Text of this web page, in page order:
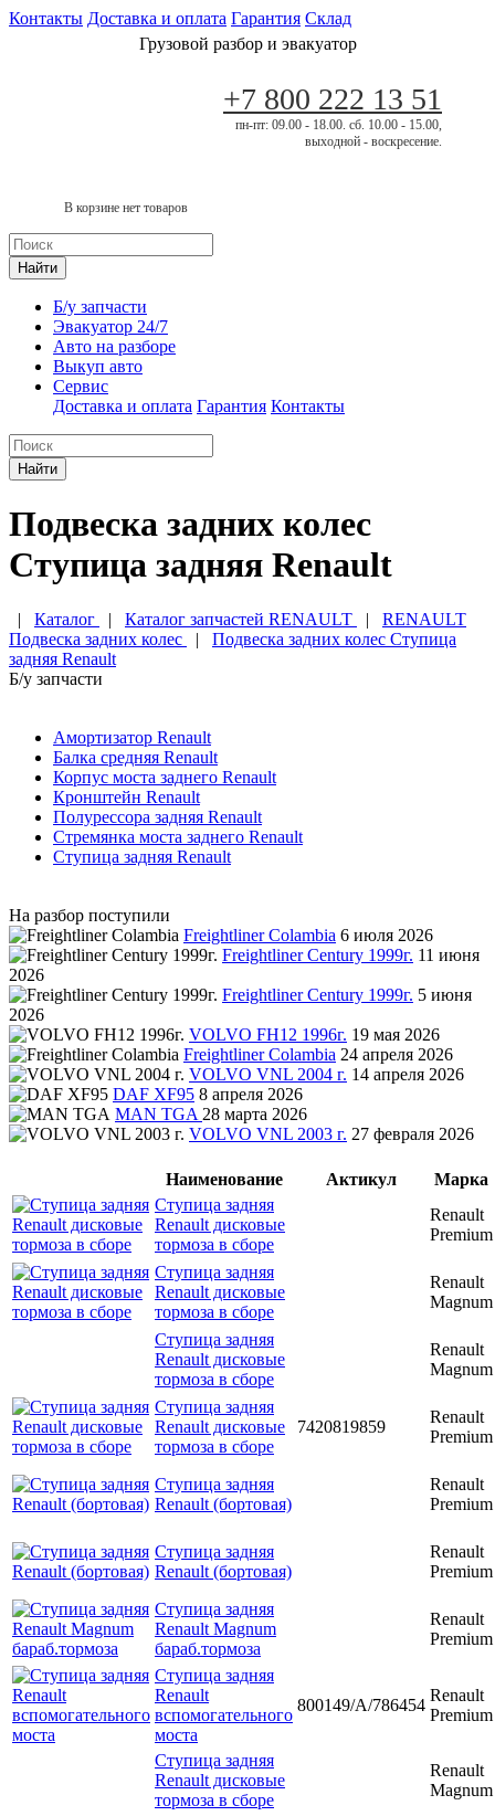
Контакты Доставка и оплата Гарантия Склад
Грузовой разбор и эвакуатор
+7 800 222 13 51
пн-пт: 09.00 - 18.00. сб. 10.00 - 15.00,
выходной - воскресение.
В корзине нет товаров
Найти
Б/у запчасти
Эвакуатор 24/7
Авто на разборе
Выкуп авто
Сервис
Доставка и оплата Гарантия Контакты
Найти
Подвеска задних колес
Ступица задняя Renault
| Каталог | Каталог запчастей RENAULT | RENAULT
Подвеска задних колес
| Подвеска задних колес Ступица
задняя Renault
Б/у запчасти
Амортизатор Renault
Балка средняя Renault
Корпус моста заднего Renault
Кронштейн Renault
Полурессора задняя Renault
Стремянка моста заднего Renault
Ступица задняя Renault
На разбор поступили
Freightliner Colambia 6 июля 2026
Freightliner Century 1999г. 11 июня
2026
Freightliner Century 1999г. 5 июня
2026
VOLVO FH12 1996г. 19 мая 2026
Freightliner Colambia 24 апреля 2026
VOLVO VNL 2004 г. 14 апреля 2026
DAF XF95 8 апреля 2026
MAN TGA 28 марта 2026
VOLVO VNL 2003 г. 27 февраля 2026
Наименование Актикул
Марка
Ступица задняя
Renault дисковые
тормоза в сборе
Renault
Premium
Ступица задняя
Renault дисковые
тормоза в сборе
Renault
Magnum
Ступица задняя
Renault дисковые
тормоза в сборе
Renault
Magnum
Ступица задняя
Renault дисковые
тормоза в сборе
7420819859
Renault
Premium
Ступица задняя
Renault (бортовая)
Renault
Premium
Ступица задняя
Renault (бортовая)
Renault
Premium
Ступица задняя
Renault Magnum
бараб.тормоза
Renault
Premium
Ступица задняя
Renault
вспомогательного
моста
800149/A/786454
Renault
Premium
Ступица задняя
Renault дисковые
тормоза в сборе
Renault
Magnum